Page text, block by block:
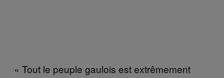
« Tout le peuple gaulois est extrêmement